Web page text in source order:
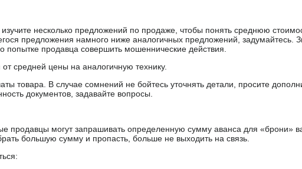
несколько предложений по продаже, чтобы понять среднюю
предложения намного ниже аналогичных предложений, задумайтесь.
попытке продавца совершить мошеннические действия.
средней цены на аналогичную технику.
товара. В случае сомнений не бойтесь уточнять детали, просите
документов, задавайте вопросы.
продавцы могут запрашивать определенную сумму аванса для «брони»
большую сумму и пропасть, больше не выходить на связь.